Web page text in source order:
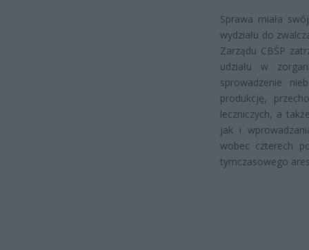
Sprawa miała
wydziału do
Zarządu CBŚP
udziału w
sprowadzenie
produkcję,
leczniczych, a
jak i
wobec czterech
tymczasowego